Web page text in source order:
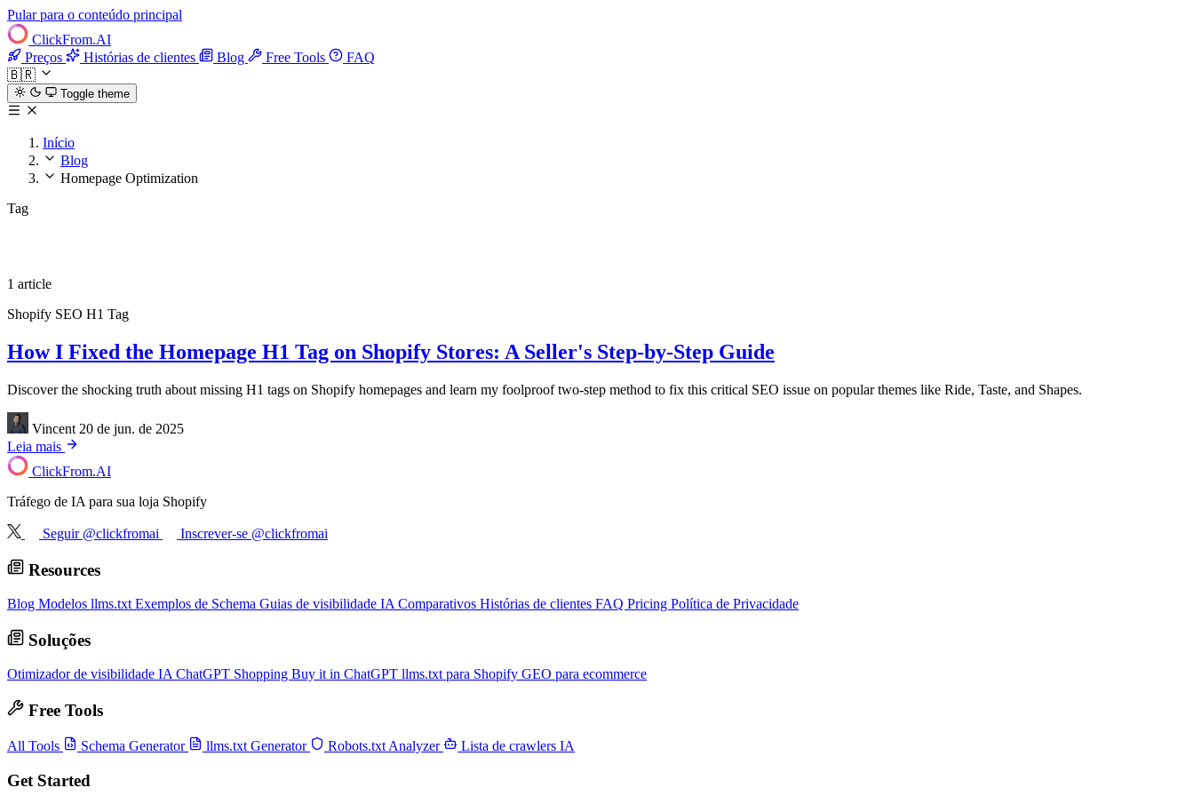
Pular para o conteúdo principal
ClickFrom.AI
Preços
Histórias de clientes Blog Free Tools
FAQ
🇧🇷
Toggle theme
Início
Blog
Homepage Optimization
Tag
1 article
Shopify SEO H1 Tag
How I Fixed the Homepage H1 Tag on Shopify Stores: A Seller's Step-by-Step Guide
Discover the shocking truth about missing H1 tags on Shopify homepages and learn my foolproof two-step method to fix this critical SEO issue on popular themes like Ride, Taste, and Shapes.
Vincent 20 de jun. de 2025
Leia mais
ClickFrom.AI
Tráfego de IA para sua loja Shopify
Seguir @clickfromai Inscrever-se @clickfromai
Resources
Blog Modelos llms.txt Exemplos de Schema Guias de visibilidade IA Comparativos Histórias de clientes FAQ Pricing Política de Privacidade
Soluções
Otimizador de visibilidade IA ChatGPT Shopping Buy it in ChatGPT llms.txt para Shopify GEO para ecommerce
Free Tools
All Tools Schema Generator llms.txt Generator Robots.txt Analyzer Lista de crawlers IA
Get Started